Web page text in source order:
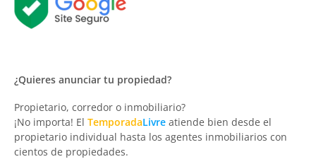
¿Quieres anunciar tu propiedad?
Propietario, corredor o inmobiliario?
¡No importa! El TemporadaLivre atiende bien desde el
propietario individual hasta los agentes inmobiliarios con
cientos de propiedades.